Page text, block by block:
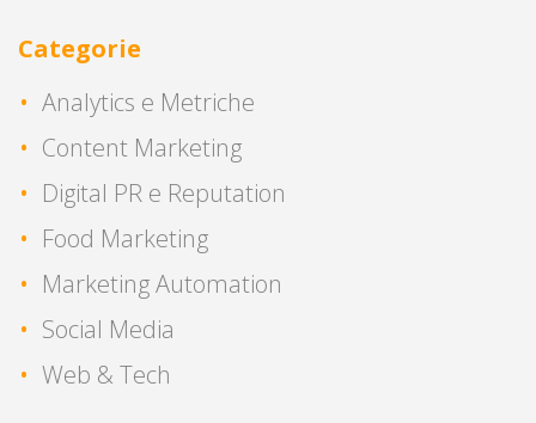
Categorie
Analytics e Metriche
Content Marketing
Digital PR e Reputation
Food Marketing
Marketing Automation
Social Media
Web & Tech